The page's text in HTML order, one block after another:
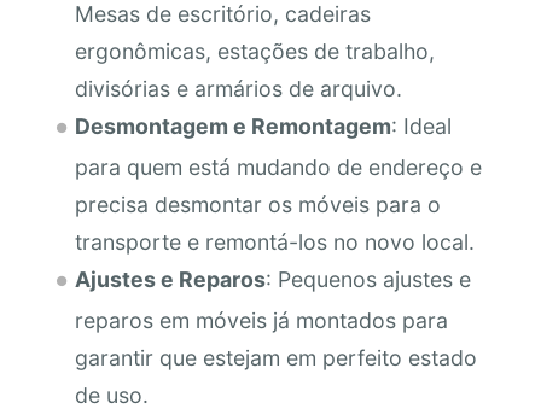
Mesas de escritório, cadeiras
ergonômicas, estações de trabalho,
divisórias e armários de arquivo.
Desmontagem e Remontagem: Ideal
para quem está mudando de endereço e
precisa desmontar os móveis para o
transporte e remontá-los no novo local.
Ajustes e Reparos: Pequenos ajustes e
reparos em móveis já montados para
garantir que estejam em perfeito estado
de uso.